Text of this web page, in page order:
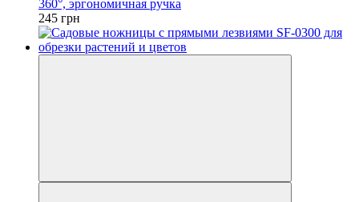
360°, эргономичная ручка
245 грн